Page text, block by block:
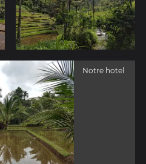
Notre hotel